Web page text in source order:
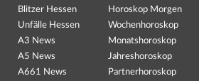
Blitzer Hessen
Unfälle Hessen
A3 News
A5 News
A661 News
Horoskop Morgen
Wochenhoroskop
Monatshoroskop
Jahreshoroskop
Partnerhoroskop